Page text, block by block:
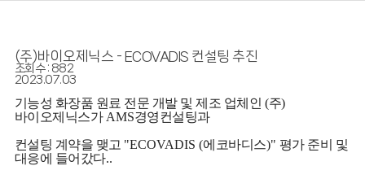
(주)바이오제닉스 - ECOVADIS 컨설팅 추진
조회수 : 882
2023.07.03
기능성 화장품 원료 전문 개발 및 제조 업체인 (주)
바이오제닉스가 AMS경영컨설팅과
컨설팅 계약을 맺고 "ECOVADIS (에코바디스)" 평가 준비 및
대응에 들어갔다..